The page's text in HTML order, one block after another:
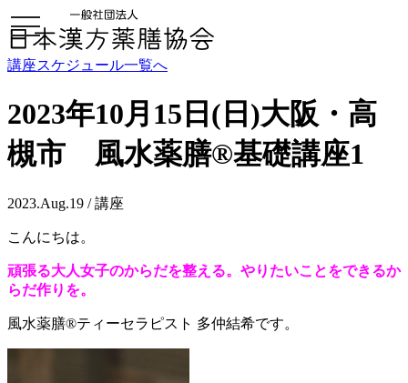
toggle
navigation
講座スケジュール一覧へ
2023年10月15日(日)大阪・高
槻市 風水薬膳®基礎講座1
2023.Aug.19 / 講座
こんにちは。
頑張る大人女子のからだを整える。やりたいことをできるか
らだ作りを。
風水薬膳®ティーセラピスト 多仲結希です。